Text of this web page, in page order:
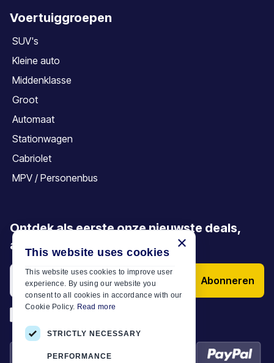
Voertuiggroepen
SUV's
Kleine auto
Middenklasse
Groot
Automaat
Stationwagen
Cabriolet
MPV / Personenbus
Ontdek als eerste onze nieuwste deals,
aanbiedingen en artikelen
Abonneren
×
This website uses cookies
This website uses cookies to improve user
experience. By using our website you
consent to all cookies in accordance with our
Cookie Policy. Read more
STRICTLY NECESSARY
PERFORMANCE